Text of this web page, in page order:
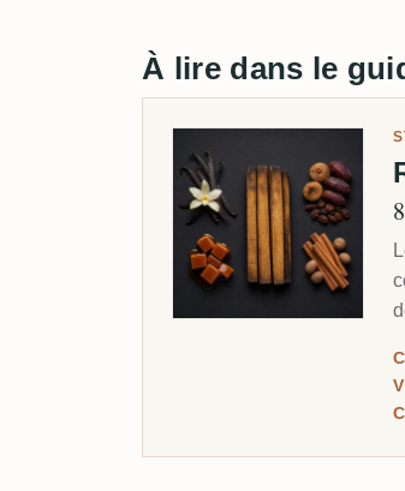
À lire dans le